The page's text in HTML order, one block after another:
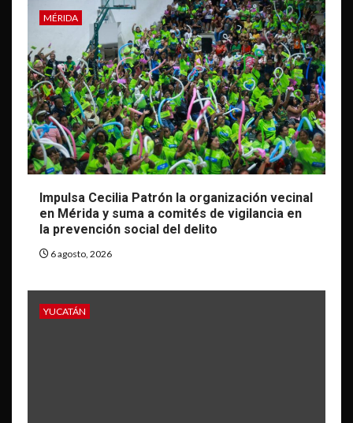
MÉRIDA
Impulsa Cecilia Patrón la organización vecinal
en Mérida y suma a comités de vigilancia en
la prevención social del delito
6 agosto, 2026
YUCATÁN